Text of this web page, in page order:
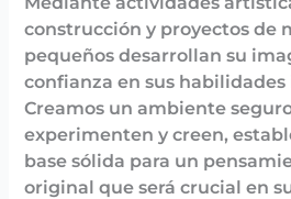
construcción y proyectos de
pequeños desarrollan su
confianza en sus habilidades
Creamos un ambiente
experimenten y creen,
base sólida para un
original que será crucial en